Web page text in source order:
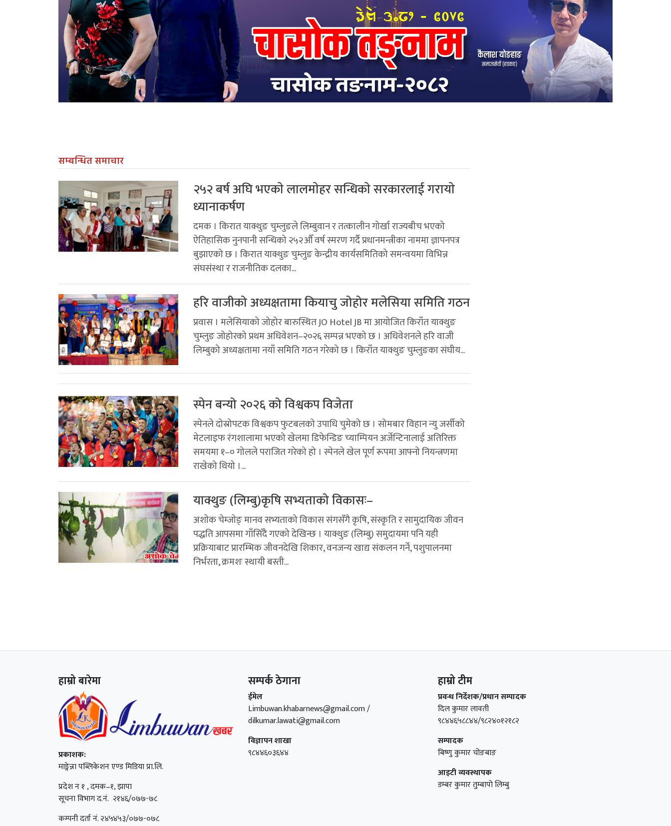
सम्बन्धित समाचार
२५२ बर्ष अघि भएकाे लालमाेहर सन्धिकाे सरकारलाई गरायाे
ध्यानाकर्षण
दमक । किरात याक्थुङ चुम्लुङले लिम्बुवान र तत्कालीन गोर्खा राज्यबीच भएको
ऐतिहासिक नुनपानी सन्धिको २५२औँ वर्ष स्मरण गर्दै प्रधानमन्त्रीका नाममा ज्ञापनपत्र
बुझाएको छ । किरात याक्थुङ चुम्लुङ केन्द्रीय कार्यसमितिको समन्वयमा विभिन्न
संघसंस्था र राजनीतिक दलका...
हरि वाजीको अध्यक्षतामा कियाचु जोहोर मलेसिया समिति गठन
प्रवास । मलेसियाको जोहोर बारुस्थित JO Hotel JB मा आयोजित किराँत याक्थुङ
चुम्लुङ जोहोरको प्रथम अधिवेशन–२०२६ सम्पन्न भएको छ । अधिवेशनले हरि वाजी
लिम्बुको अध्यक्षतामा नयाँ समिति गठन गरेको छ । किराँत याक्थुङ चुम्लुङका संघीय...
स्पेन बन्यो २०२६ को विश्वकप विजेता
स्पेनले दोस्रोपटक विश्वकप फुटबलको उपाधि चुमेको छ । सोमबार विहान न्यु जर्सीको
मेटलाइफ रंगशालामा भएको खेलमा डिफेन्डिङ च्याम्पियन अर्जेन्टिनालाई अतिरिक्त
समयमा १–० गोलले पराजित गरेको हो । स्पेनले खेल पूर्ण रूपमा आफ्नो नियन्त्रणमा
राखेको थियो ।...
याक्थुङ (लिम्बु)कृषि सभ्यताको विकासः–
अशाेक चेम्जाेङ् मानव सभ्यताको विकास संगसँगै कृषि, संस्कृति र सामुदायिक जीवन
पद्धति आपसमा गाँसिँदै गएको देखिन्छ । याक्थुङ (लिम्बु) समुदायमा पनि यही
प्रक्रियाबाट प्रारम्भिक जीवनदेखि शिकार, वनजन्य खाद्य संकलन गर्ने, पशुपालनमा
निर्भरता, क्रमशः स्थायी बस्ती...
हाम्रो बारेमा
प्रकाशक:
माङ्गेन्ना पब्लिकेशन एण्ड मिडिया प्रा.लि.
प्रदेश न १ , दमक–१, झापा
सूचना विभाग द.नं. २१४६/०७७-७८
कम्पनी दर्ता नं. २४५४५३/०७७-०७८
सम्पर्क ठेगाना
ईमेल
Limbuwan.khabarnews@gmail.com /
dilkumar.lawati@gmail.com
विज्ञापन शाखा
९८४४६०३६४४
हाम्रो टीम
प्रवन्ध निर्देशक/प्रधान सम्पादक
दिल कुमार लावती
९८४४६५८८४४/९८२४०१२१८२
सम्पादक
बिष्णु कुमार चोङबाङ
आइटी व्यवस्थापक
डम्बर कुमार तुम्बापाे लिम्बु